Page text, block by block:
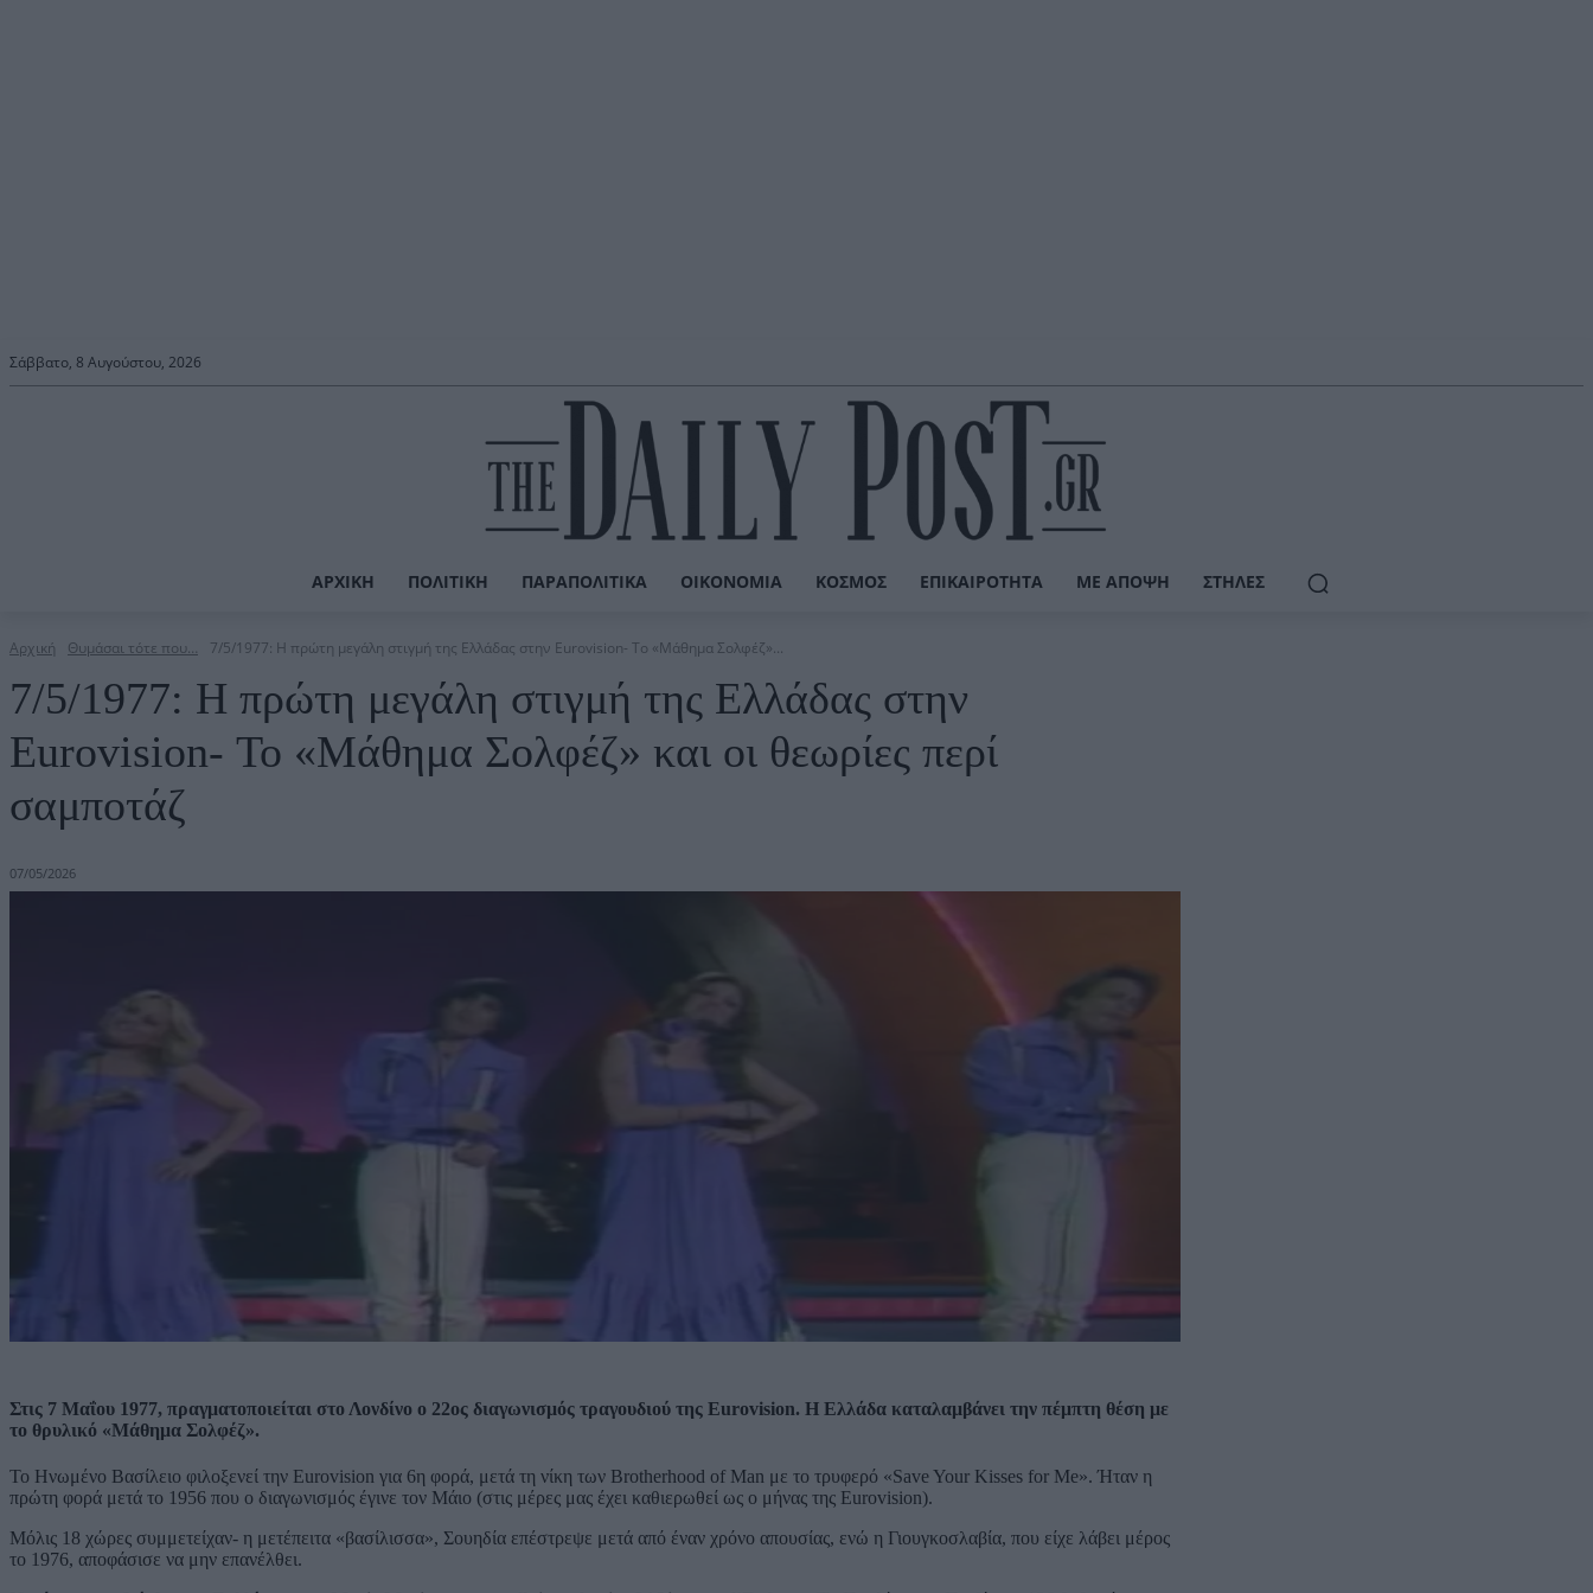
Σάββατο, 8 Αυγούστου, 2026
ΑΡΧΙΚΉ ΠΟΛΙΤΙΚΉ ΠΑΡΑΠΟΛΙΤΙΚΆ ΟΙΚΟΝΟΜΊΑ ΚΌΣΜΟΣ ΕΠΙΚΑΙΡΌΤΗΤΑ ΜΕ ΆΠΟΨΗ ΣΤΉΛΕΣ
Αρχική Θυμάσαι τότε που… 7/5/1977: Η πρώτη μεγάλη στιγμή της Ελλάδας στην Eurovision- Το «Μάθημα Σολφέζ»...
7/5/1977: Η πρώτη μεγάλη στιγμή της Ελλάδας στην
Eurovision- Το «Μάθημα Σολφέζ» και οι θεωρίες περί
σαμποτάζ
07/05/2026
Στις 7 Μαΐου 1977, πραγματοποιείται στο Λονδίνο ο 22ος διαγωνισμός τραγουδιού της Eurovision. Η Ελλάδα καταλαμβάνει την πέμπτη θέση με
το θρυλικό «Μάθημα Σολφέζ».
Το Ηνωμένο Βασίλειο φιλοξενεί την Eurovision για 6η φορά, μετά τη νίκη των Brotherhood of Man με το τρυφερό «Save Your Kisses for Me». Ήταν η
πρώτη φορά μετά το 1956 που ο διαγωνισμός έγινε τον Μάιο (στις μέρες μας έχει καθιερωθεί ως ο μήνας της Eurovision).
Μόλις 18 χώρες συμμετείχαν- η μετέπειτα «βασίλισσα», Σουηδία επέστρεψε μετά από έναν χρόνο απουσίας, ενώ η Γιουγκοσλαβία, που είχε λάβει μέρος
το 1976, αποφάσισε να μην επανέλθει.